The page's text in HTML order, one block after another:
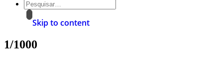
Skip to content
1/1000